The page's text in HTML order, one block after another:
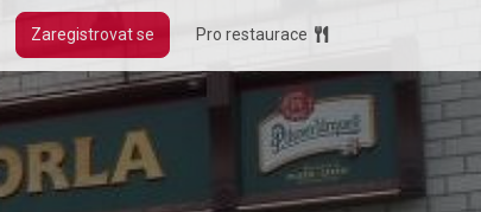
Zaregistrovat se Pro restaurace